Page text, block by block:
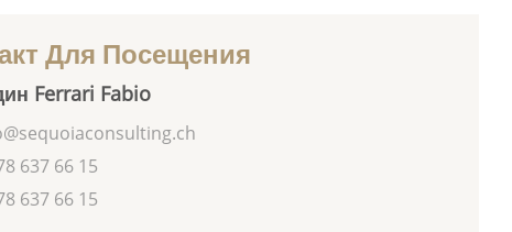
Для Посещения
Ferrari Fabio
637 66 15
637 66 15